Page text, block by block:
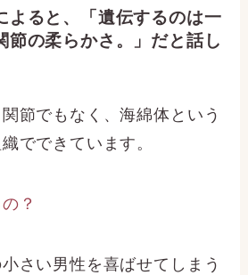
よると、「遺伝するのは一
節の柔らかさ。」だと話し
節でもなく、海綿体という
でできています。
？
さい男性を喜ばせてしまう